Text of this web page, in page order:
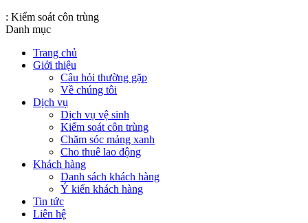
: Kiểm soát côn trùng
Danh mục
Trang chủ
Giới thiệu
Câu hỏi thường gặp
Về chúng tôi
Dịch vụ
Dịch vụ vệ sinh
Kiểm soát côn trùng
Chăm sóc mảng xanh
Cho thuê lao động
Khách hàng
Danh sách khách hàng
Ý kiến khách hàng
Tin tức
Liên hệ